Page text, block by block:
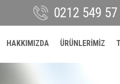
0212 549
HAKKIMIZDA ÜRÜNLERİMİZ